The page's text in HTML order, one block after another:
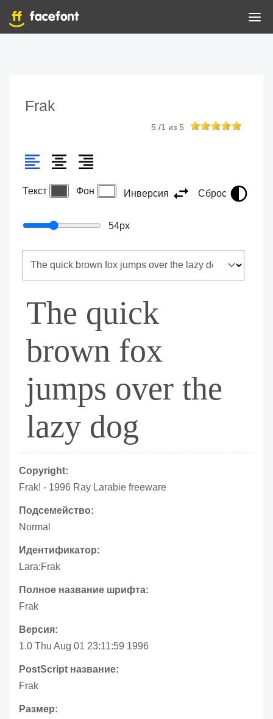
Frak
5 /1 из 5
Текст Фон Инверсия Сброс
54px
The quick
brown fox
jumps over the
lazy dog
Copyright:
Frak! - 1996 Ray Larabie freeware
Подсемейство:
Normal
Идентификатор:
Lara:Frak
Полное название шрифта:
Frak
Версия:
1.0 Thu Aug 01 23:11:59 1996
PostScript название:
Frak
Размер: